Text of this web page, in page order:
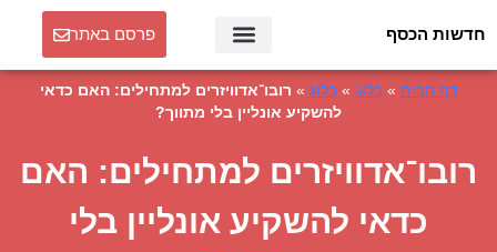
חדשות הכסף פרסם באתר
דף הבית »בלוג »בלוג » רובו־אדוויזרים למתחילים: האם כדאי
להשקיע אונליין בלי מתווך?
רובו־אדוויזרים למתחילים: האם
כדאי להשקיע אונליין בלי